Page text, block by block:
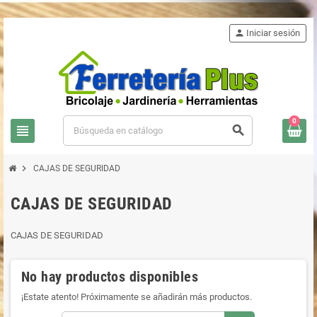
view_headline search
person Iniciar sesión
0
chevron_right CAJAS DE SEGURIDAD
CAJAS DE SEGURIDAD
CAJAS DE SEGURIDAD
No hay productos disponibles
¡Estate atento! Próximamente se añadirán más productos.